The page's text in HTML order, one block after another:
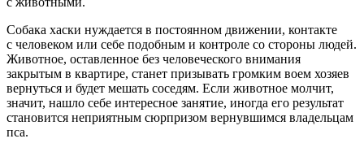
Собака хаски нуждается в постоянном движении, контакте
с человеком или себе подобным и контроле со стороны людей.
Животное, оставленное без человеческого внимания
закрытым в квартире, станет призывать громким воем хозяев
вернуться и будет мешать соседям. Если животное молчит,
значит, нашло себе интересное занятие, иногда его результат
становится неприятным сюрпризом вернувшимся владельцам
пса.